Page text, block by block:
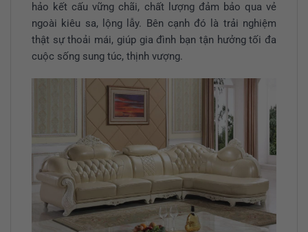
hảo kết cấu vững chãi, chất lượng đảm bảo qua vẻ
ngoài kiêu sa, lộng lẫy. Bên cạnh đó là trải nghiệm
thật sự thoải mái, giúp gia đình bạn tận hưởng tối đa
cuộc sống sung túc, thịnh vượng.